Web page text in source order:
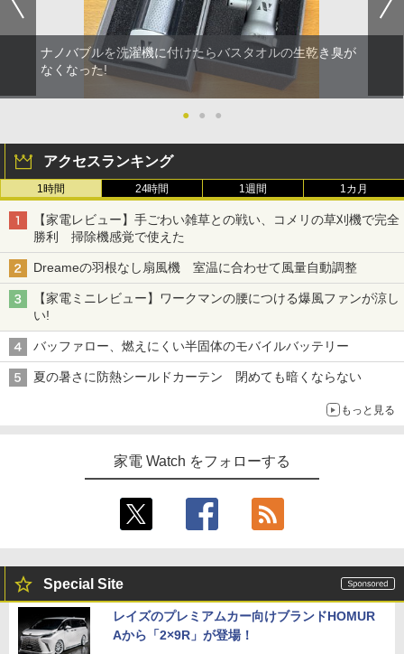
ナノバブルを洗濯機に付けたらバスタオルの生乾き臭が
なくなった!
● ● ●
アクセスランキング
1時間 24時間 1週間 1カ月
【家電レビュー】手ごわい雑草との戦い、コメリの草刈機で完全
勝利 掃除機感覚で使えた
Dreameの羽根なし扇風機 室温に合わせて風量自動調整
【家電ミニレビュー】ワークマンの腰につける爆風ファンが涼し
い!
バッファロー、燃えにくい半固体のモバイルバッテリー
夏の暑さに防熱シールドカーテン 閉めても暗くならない
もっと見る
家電 Watch をフォローする
Special Site
レイズのプレミアムカー向けブランドHOMUR
Aから「2×9R」が登場！